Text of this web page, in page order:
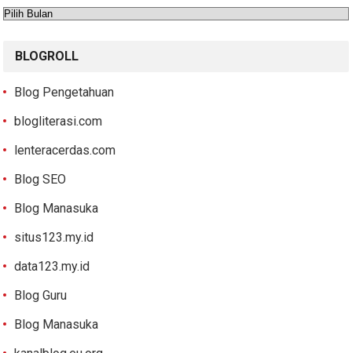
Arsip
BLOGROLL
Blog Pengetahuan
blogliterasi.com
lenteracerdas.com
Blog SEO
Blog Manasuka
situs123.my.id
data123.my.id
Blog Guru
Blog Manasuka